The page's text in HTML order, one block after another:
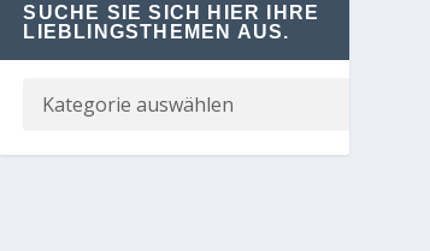
SUCHE SIE SICH HIER IHRE
LIEBLINGSTHEMEN AUS.